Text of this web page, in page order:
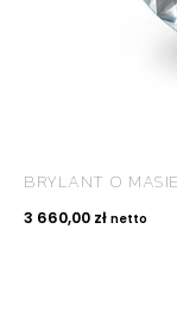
BRYLANT O
3 660,00 zł netto